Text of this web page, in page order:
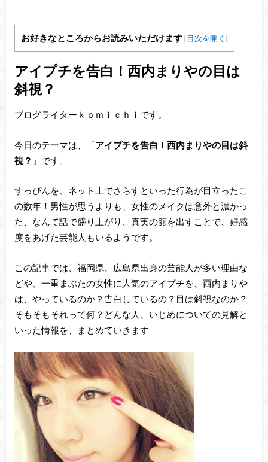
お好きなところからお読みいただけます [目次を開く ]
アイプチを告白！西内まりやの目は
斜視？
ブログライターｋｏｍｉｃｈｉです。
今日のテーマは、「アイプチを告白！西内まりやの目は斜
視？ 」です。
すっぴんを、ネット上でさらすといった行為が目立ったこ
の数年！男性が思うよりも、女性のメイクは意外と濃かっ
た、なんて話で盛り上がり、真実の顔を出すことで、好感
度をあげた芸能人もいるようです。
この記事では、福岡県、広島県出身の芸能人が多い理由な
どや、一重まぶたの女性に人気のアイプチを、西内まりや
は、やっているのか？告白しているの？目は斜視なのか？
そもそもそれって何？どんな人、いじめについての見解と
いった情報を、まとめていきます